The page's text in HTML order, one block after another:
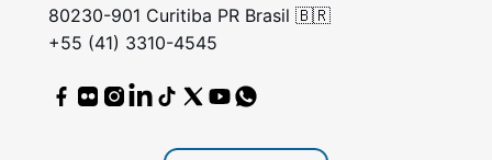
80230-901 Curitiba PR Brasil 🇧🇷
+55 (41) 3310-4545